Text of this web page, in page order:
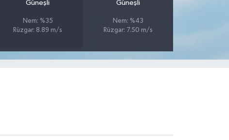
Güneşli
Nem: %35
Rüzgar: 8.89 m/s
Güneşli
Nem: %43
Rüzgar: 7.50 m/s